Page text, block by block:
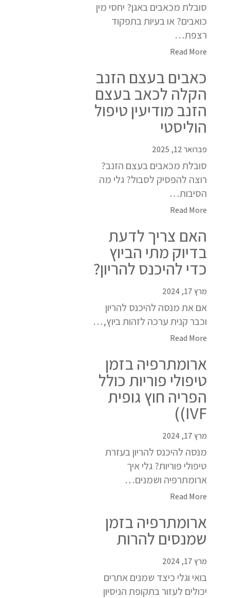
סובלת מכאבים באגן? יחסי מין
כואבים? או בעיות בתפקוד
רצפת…
Read More
כאבים בעצם הזנב
הקלה לכאב בעצם
הזנב מודיעין טיפול
הוליסטי
פברואר 12, 2025
סובלת מכאבים בעצם הזנב?
רוצה להפסיק לסבול? גלי מה
הסיבות…
Read More
האם צריך לדעת
בדיוק מתי הביוץ
כדי להיכנס להריון?
מרץ 17, 2024
אם את מנסה להיכנס להריון
וכבר קנית ערכה לזהות ביוץ,…
Read More
ארומתרפיה בזמן
טיפולי פוריות כולל
הפריה חוץ גופית
IVF))
מרץ 17, 2024
מנסה להיכנס להריון בעזרת
טיפולי פוריות? גלי איך
ארומתרפיה ושמנים…
Read More
ארומתרפיה בזמן
שמנסים להרות
מרץ 17, 2024
בואי וגלי כיצד שמנים אתרים
יכולים לעזור בתקופת הניסיון